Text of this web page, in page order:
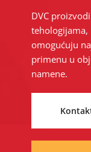
DVC
omogućuju
primenu u
namene.